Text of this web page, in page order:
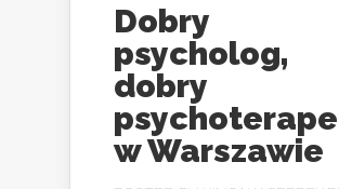
Dobry
psycholog,
dobry
w Warszawie